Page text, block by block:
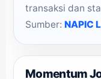
transaksi dan
Sumber: NAPIC
Momentum